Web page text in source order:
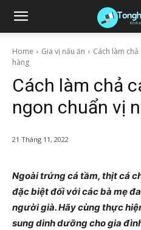
Home Gia vị nấu ăn
Cách làm
hàng
Cách làm chả
ngon chuẩn vị
21 Tháng 11, 2022
Ngoài trứng cá tầm, thịt cá
đặc biệt đối với các bà mẹ
người già. Hãy cùng thực
sung dinh dưỡng cho gia